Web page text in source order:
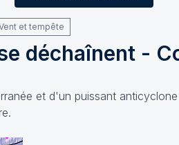
et tempête
déchaînent -
et d'un puissant